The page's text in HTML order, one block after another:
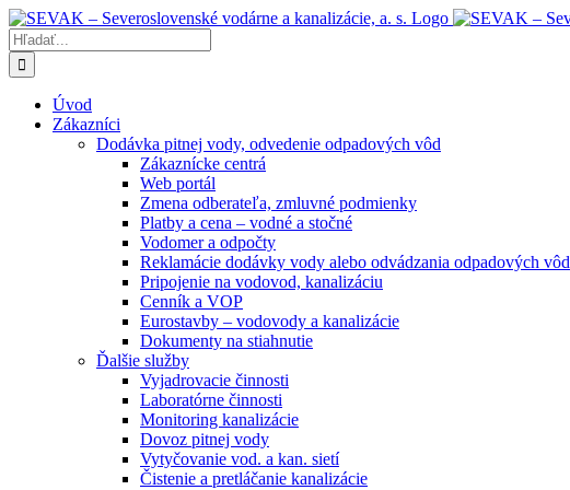
Skip
to
content
Hľadať:
Úvod
Zákazníci
Dodávka pitnej vody, odvedenie odpadových vôd
Zákaznícke centrá
Web portál
Zmena odberateľa, zmluvné podmienky
Platby a cena – vodné a stočné
Vodomer a odpočty
Reklamácie dodávky vody alebo odvádzania odpadových vôd
Pripojenie na vodovod, kanalizáciu
Cenník a VOP
Eurostavby – vodovody a kanalizácie
Dokumenty na stiahnutie
Ďalšie služby
Vyjadrovacie činnosti
Laboratórne činnosti
Monitoring kanalizácie
Dovoz pitnej vody
Vytyčovanie vod. a kan. sietí
Čistenie a pretláčanie kanalizácie